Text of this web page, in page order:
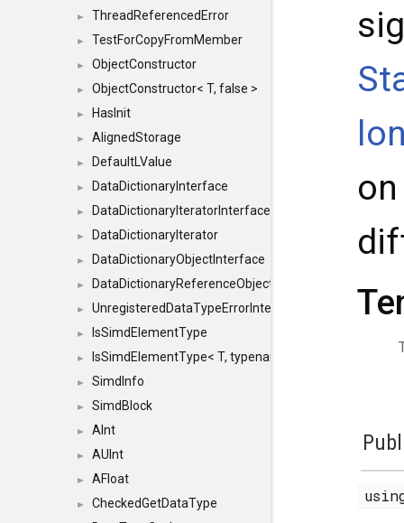
► ThreadReferencedError
► TestForCopyFromMember
► ObjectConstructor
► ObjectConstructor< T, false >
► HasInit
► AlignedStorage
► DefaultLValue
► DataDictionaryInterface
► DataDictionaryIteratorInterface
► DataDictionaryIterator
► DataDictionaryObjectInterface
► DataDictionaryReferenceObjectInterface
► UnregisteredDataTypeErrorInterface
► IsSimdElementType
► IsSimdElementType< T, typename SFINAEHelper<
► SimdInfo
► SimdBlock
► AInt
► AUInt
► AFloat
►
CheckedGetDataType